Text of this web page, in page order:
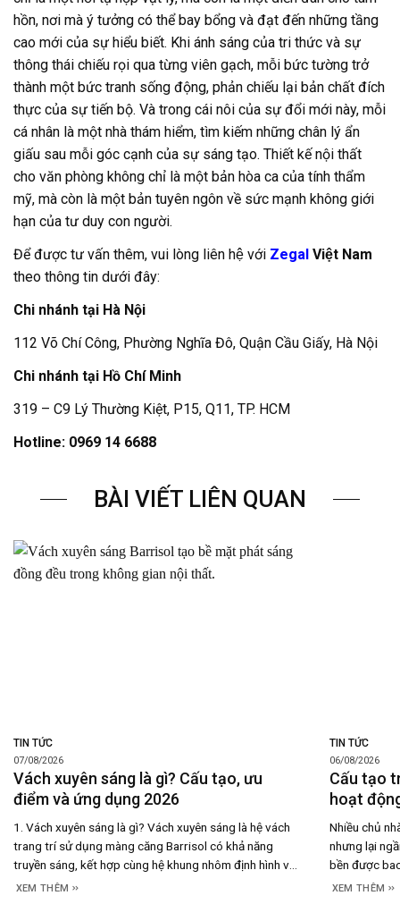
hồn, nơi mà ý tưởng có thể bay bổng và đạt đến những tầng
cao mới của sự hiểu biết. Khi ánh sáng của tri thức và sự
thông thái chiếu rọi qua từng viên gạch, mỗi bức tường trở
thành một bức tranh sống động, phản chiếu lại bản chất đích
thực của sự tiến bộ. Và trong cái nôi của sự đổi mới này, mỗi
cá nhân là một nhà thám hiểm, tìm kiếm những chân lý ẩn
giấu sau mỗi góc cạnh của sự sáng tạo. Thiết kế nội thất
cho văn phòng không chỉ là một bản hòa ca của tính thẩm
mỹ, mà còn là một bản tuyên ngôn về sức mạnh không giới
hạn của tư duy con người.
Để được tư vấn thêm, vui lòng liên hệ với Zegal Việt Nam
theo thông tin dưới đây:
Chi nhánh tại Hà Nội
112 Võ Chí Công, Phường Nghĩa Đô, Quận Cầu Giấy, Hà Nội
Chi nhánh tại Hồ Chí Minh
319 – C9 Lý Thường Kiệt, P15, Q11, TP. HCM
Hotline: 0969 14 6688
BÀI VIẾT LIÊN QUAN
TIN TỨC
07/08/2026
Vách xuyên sáng là gì? Cấu tạo, ưu
điểm và ứng dụng 2026
1. Vách xuyên sáng là gì? Vách xuyên sáng là hệ vách
trang trí sử dụng màng căng Barrisol có khả năng
truyền sáng, kết hợp cùng hệ khung nhôm định hình và
đèn LED đặt phía sau để tạo nên bề mặt phát sáng
XEM THÊM
TIN TỨC
06/08/2026
Cấu tạo
hoạt
Nhiều chủ
nhưng lại
bền được
thực tế, câu
XEM THÊM